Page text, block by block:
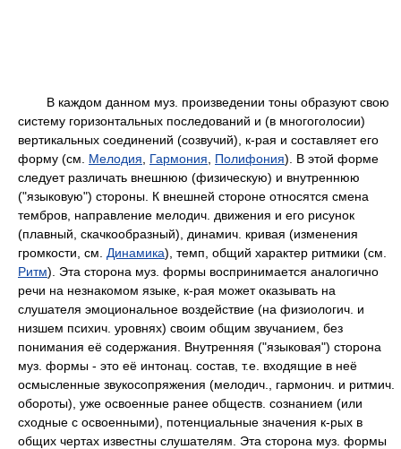
В каждом данном муз. произведении тоны образуют свою
систему горизонтальных последований и (в многоголосии)
вертикальных соединений (созвучий), к-рая и составляет его
форму (см. Мелодия Гармония Полифония). В этой форме
следует различать внешнюю (физическую) и внутреннюю
("языковую") стороны. К внешней стороне относятся смена
тембров, направление мелодич. движения и его рисунок
(плавный, скачкообразный), динамич. кривая (изменения
громкости, см. Динамика), темп, общий характер ритмики (см.
Ритм). Эта сторона муз. формы воспринимается аналогично
речи на незнакомом языке, к-рая может оказывать на
слушателя эмоциональное воздействие (на физиологич. и
низшем психич. уровнях) своим общим звучанием, без
понимания её содержания. Внутренняя ("языковая") сторона
муз. формы - это её интонац. состав, т.е. входящие в неё
осмысленные звукосопряжения (мелодич., гармонич. и ритмич.
обороты), уже освоенные ранее обществ. сознанием (или
сходные с освоенными), потенциальные значения к-рых в
общих чертах известны слушателям. Эта сторона муз. формы